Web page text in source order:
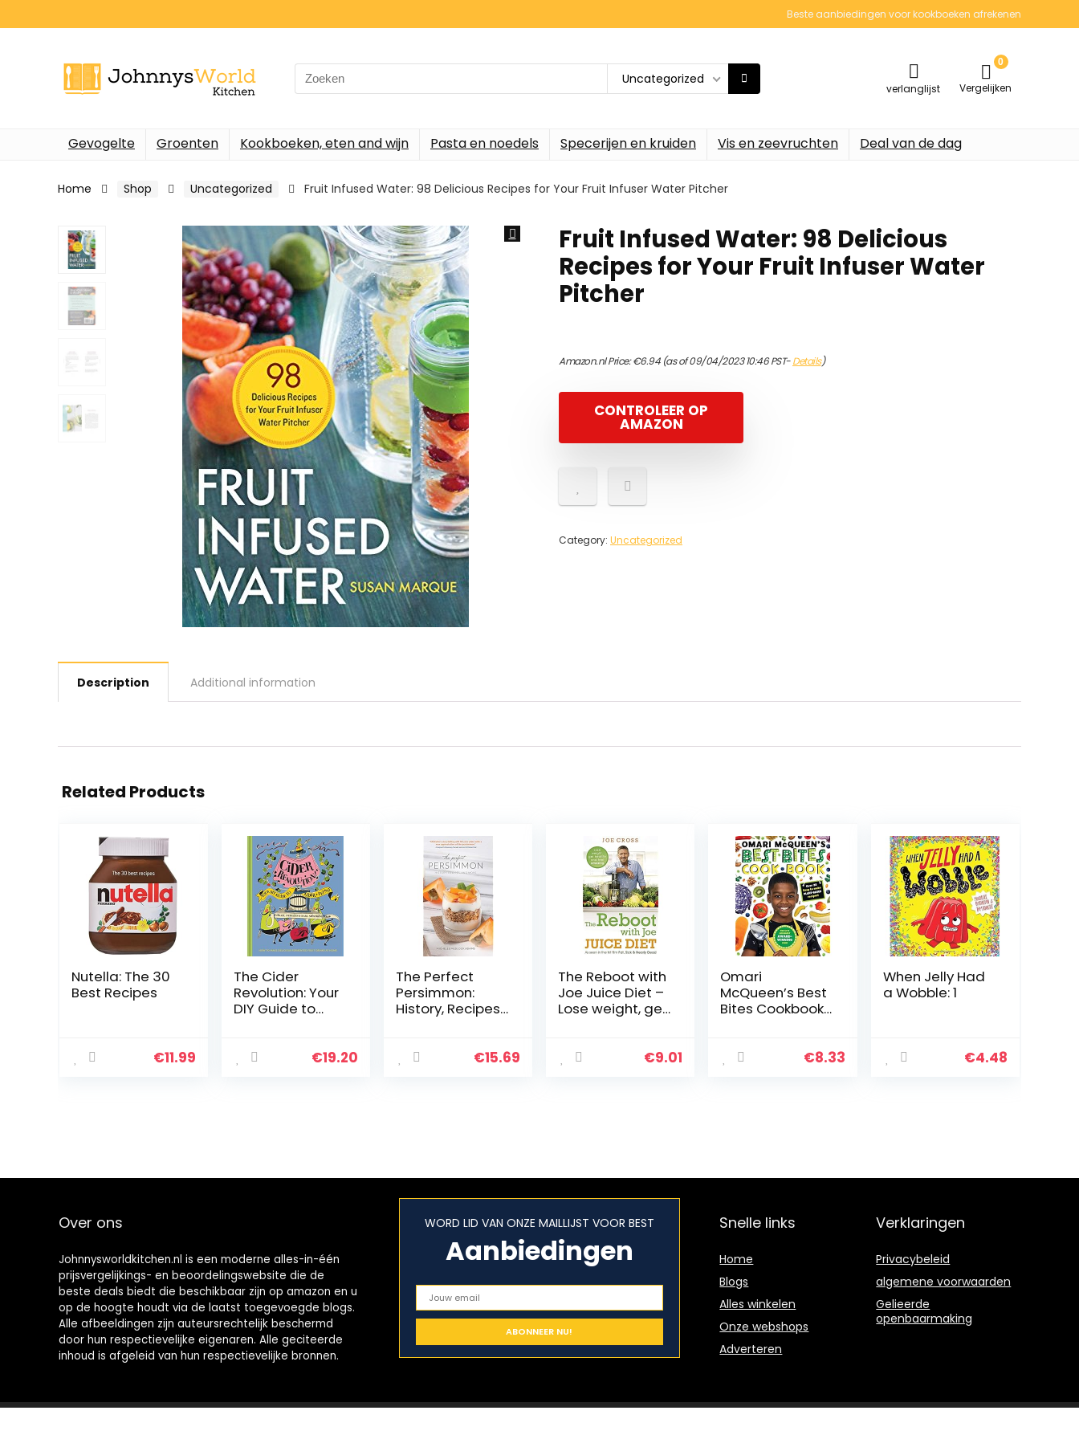
Beste aanbiedingen voor kookboeken afrekenen
Search
for:
Uncategorized
verlanglijst
0
Vergelijken
Gevogelte Groenten Kookboeken, eten and wijn Pasta en noedels Specerijen en kruiden Vis en zeevruchten Deal van de dag
Home Shop Uncategorized Fruit Infused Water: 98 Delicious Recipes for Your Fruit Infuser Water Pitcher
Fruit Infused Water: 98 Delicious
Recipes for Your Fruit Infuser Water
Pitcher
Amazon.nl Price:€6.94(as of 09/04/2023 10:46 PST-Details)
CONTROLEER OP
AMAZON
Category: Uncategorized
Description Additional information
Related Products
Nutella: The 30
Best Recipes
€11.99
The Cider
Revolution: Your
DIY Guide to
€19.20
The Perfect
Persimmon:
History, Recipes,
€15.69
The Reboot with
Joe Juice Diet –
Lose weight, get
seen in the hit
€9.01
Omari
McQueen’s Best
Bites Cookbook
Omari?): 1
€8.33
When Jelly Had
a Wobble: 1
€4.48
Over ons
Johnnysworldkitchen.nl is een moderne alles-in-één
prijsvergelijkings- en beoordelingswebsite die de
beste deals biedt die beschikbaar zijn op amazon en u
op de hoogte houdt via de laatst toegevoegde blogs.
Alle afbeeldingen zijn auteursrechtelijk beschermd
door hun respectievelijke eigenaren. Alle geciteerde
inhoud is afgeleid van hun respectievelijke bronnen.
WORD LID VAN ONZE MAILLIJST VOOR BEST
Aanbiedingen
Snelle links
Home
Blogs
Alles winkelen
Onze webshops
Adverteren
Verklaringen
Privacybeleid
algemene voorwaarden
Gelieerde
openbaarmaking